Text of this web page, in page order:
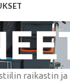
raikastin ja